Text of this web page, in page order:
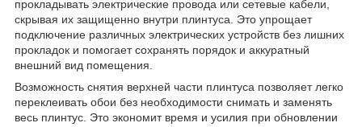
прокладывать электрические провода или сетевые кабели,
скрывая их защищенно внутри плинтуса. Это упрощает
подключение различных электрических устройств без лишних
прокладок и помогает сохранять порядок и аккуратный
внешний вид помещения.
Возможность снятия верхней части плинтуса позволяет легко
переклеивать обои без необходимости снимать и заменять
весь плинтус. Это экономит время и усилия при обновлении